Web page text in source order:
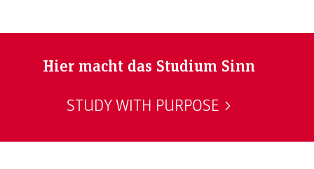
Hier macht das Studium Sinn
STUDY WITH PURPOSE